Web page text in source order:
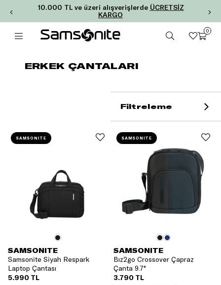
10.000 TL ve üzeri alışverişlerde ÜCRETSİZ
KARGO
0
ERKEK ÇANTALARI
Filtreleme
SAMSONITE
Samsonite Siyah Respark
Laptop Çantası
5.990 TL
SAMSONITE
SAMSONITE
Bız2go Crossover Çapraz
Çanta 9.7"
3.790 TL
SAMSONITE